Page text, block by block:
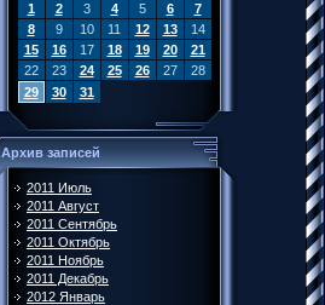
1
2 3 4 5 6
7
8
9 10 11 12 13
14
15
16 17 18 19 20
21
22
23 24 25 26 27
28
29
30 31
Архив записей
2011 Июль
2011 Август
2011 Сентябрь
2011 Октябрь
2011 Ноябрь
2011 Декабрь
2012 Январь